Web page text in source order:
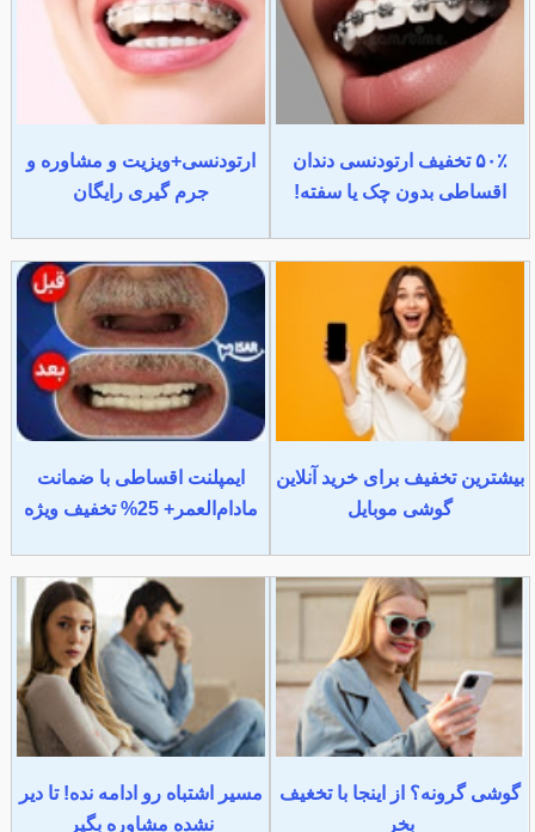
۵۰٪ تخفیف ارتودنسی دندان
اقساطی بدون چک یا سفته!
ارتودنسی+ویزیت و مشاوره و
جرم گیری رایگان
بیشترین تخفیف برای خرید آنلاین
گوشی موبایل
ایمپلنت اقساطی با ضمانت
مادام‌العمر+ 25% تخفیف ویژه
گوشی گرونه؟ از اینجا با تخغیف
بخر
مسیر اشتباه رو ادامه نده! تا دیر
نشده مشاوره بگیر